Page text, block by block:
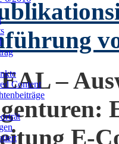
Content
–
E-